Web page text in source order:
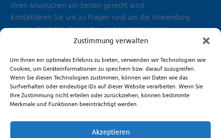
Zustimmung verwalten
Um Ihnen ein optimales Erlebnis zu bieten, verwenden wir Technologien wie
Cookies, um Geräteinformationen zu speichern bzw. darauf zuzugreifen.
Wenn Sie diesen Technologien zustimmen, können wir Daten wie das
Surfverhalten oder eindeutige IDs auf dieser Website verarbeiten. Wenn Sie
Ihre Zustimmung nicht erteilen oder zurückziehen, können bestimmte
Merkmale und Funktionen beeinträchtigt werden.
Akzeptieren
Ihren Ansprüchen am besten gerecht wird.
Kontaktieren Sie uns zu Fragen rund um die Anwendung
unserer Produkte, Reparatur- und Ersatzteilservice.
Beratungshotline Mo. bis Fr. 8.00 - 17.00 Uhr
+49 381 6586-830
Senden Sie uns eine E-Mail
Zum Kontaktformular